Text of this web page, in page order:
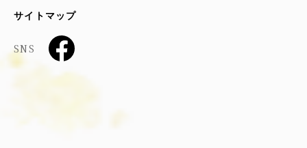
サイトマップ
SNS